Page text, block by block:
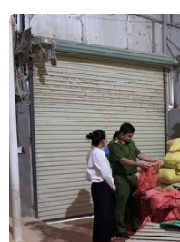
Công tác cứu hộ vẫn
động
Ngày 19/5, các
hai thị trấn Gyirong
Tây Tạng thuộc Tây
chuyển khoảng 60